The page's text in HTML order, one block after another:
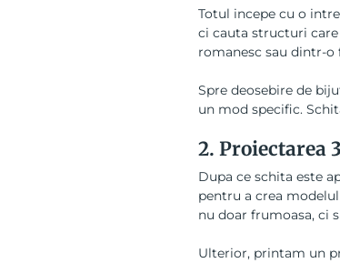
Totul incepe cu o
ci cauta structuri
romanesc sau dintr-
Spre deosebire de
un mod specific.
2. Proiectarea
Dupa ce schita este
pentru a crea
nu doar frumoasa, ci
Ulterior, printam un